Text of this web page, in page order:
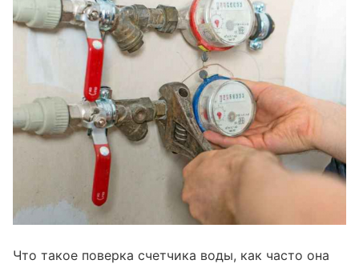
Что такое поверка счетчика воды, как часто она